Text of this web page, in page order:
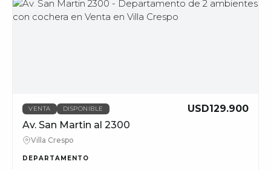
MUV
VENTA DISPONIBLE
USD129.900
Av. San Martin al 2300
Villa Crespo
DEPARTAMENTO